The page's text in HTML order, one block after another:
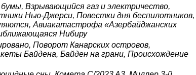
Взрывающийся газ и электричество,
Нью-Джерси, Повестки дня беспилотников,
Авиакатастрофа «Азербайджанских
Нибиру
Поворот Канарских островов,
Байдена, Байден на грани, Происхождение